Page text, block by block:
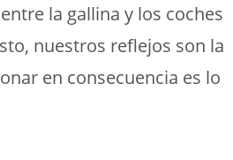
la gallina y los coches
nuestros reflejos son la
en consecuencia es lo